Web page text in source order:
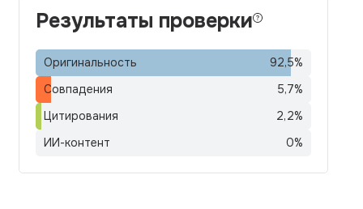
Результаты проверки
Оригинальность 92,5%
Совпадения
5,7%
Цитирования
2,2%
ИИ-контент
0%